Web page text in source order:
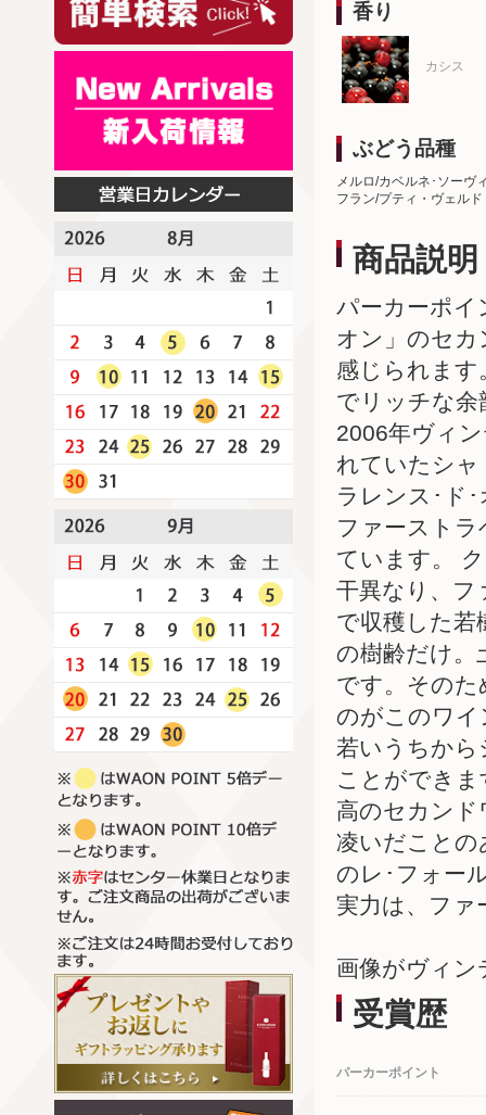
香り
カシス
ぶどう品種
メルロ/カベルネ･ソーヴ
フラン/プティ・ヴェルド
商品説明
パーカーポイ
オン」のセカ
感じられま
でリッチな余
2006年ヴィ
れていたシ
ラレンス･ド
ファースト
ています。
干異なり、フ
で収穫した
の樹齢だけ。
です。その
のがこのワイ
若いうちか
ことができ
高のセカン
凌いだことの
のレ･フォー
実力は、ファ
画像がヴィン
受賞歴
パーカーポイント